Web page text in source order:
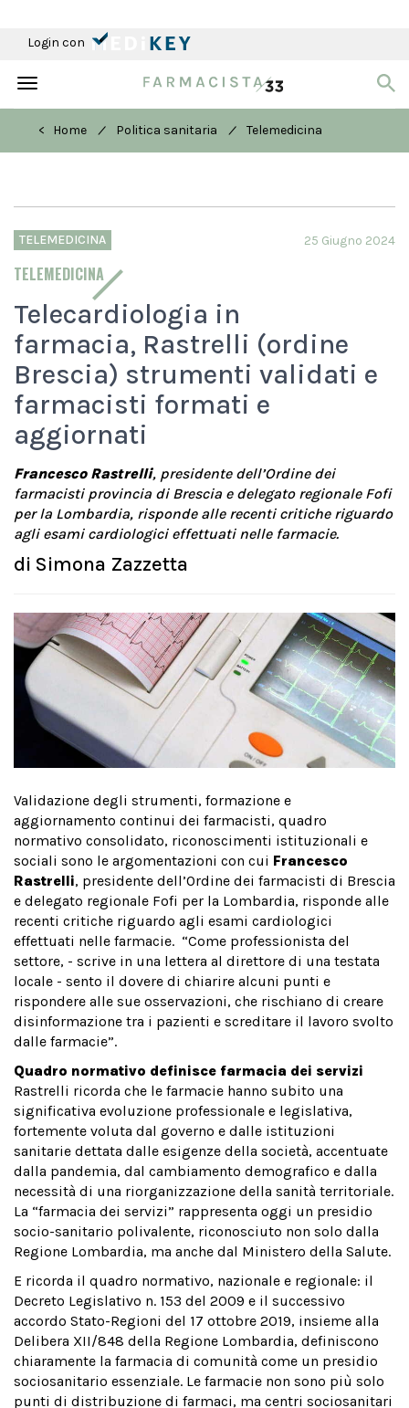
Login con
Toggle
< Home
/ Politica sanitaria / Telemedicina
TELEMEDICINA
TELEMEDICINA
25 Giugno 2024
Telecardiologia in
farmacia, Rastrelli (ordine
Brescia) strumenti validati e
farmacisti formati e
aggiornati
Francesco Rastrelli, presidente dell’Ordine dei
farmacisti provincia di Brescia e delegato regionale Fofi
per la Lombardia, risponde alle recenti critiche riguardo
agli esami cardiologici effettuati nelle farmacie.
di Simona Zazzetta
Validazione degli strumenti, formazione e
aggiornamento continui dei farmacisti, quadro
normativo consolidato, riconoscimenti istituzionali e
sociali sono le argomentazioni con cui Francesco
Rastrelli, presidente dell’Ordine dei farmacisti di Brescia
e delegato regionale Fofi per la Lombardia, risponde alle
recenti critiche riguardo agli esami cardiologici
effettuati nelle farmacie. “Come professionista del
settore, - scrive in una lettera al direttore di una testata
locale - sento il dovere di chiarire alcuni punti e
rispondere alle sue osservazioni, che rischiano di creare
disinformazione tra i pazienti e screditare il lavoro svolto
dalle farmacie”.
Quadro normativo definisce farmacia dei servizi
Rastrelli ricorda che le farmacie hanno subito una
significativa evoluzione professionale e legislativa,
fortemente voluta dal governo e dalle istituzioni
sanitarie dettata dalle esigenze della società, accentuate
dalla pandemia, dal cambiamento demografico e dalla
necessità di una riorganizzazione della sanità territoriale.
La “farmacia dei servizi” rappresenta oggi un presidio
socio-sanitario polivalente, riconosciuto non solo dalla
Regione Lombardia, ma anche dal Ministero della Salute.
E ricorda il quadro normativo, nazionale e regionale: il
Decreto Legislativo n. 153 del 2009 e il successivo
accordo Stato-Regioni del 17 ottobre 2019, insieme alla
Delibera XII/848 della Regione Lombardia, definiscono
chiaramente la farmacia di comunità come un presidio
sociosanitario essenziale. Le farmacie non sono più solo
punti di distribuzione di farmaci, ma centri sociosanitari